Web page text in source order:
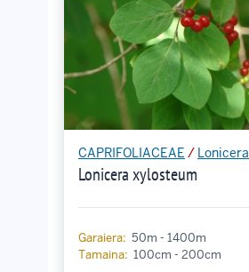
CAPRIFOLIACEAE / Lonicera
Lonicera xylosteum
Garaiera: 50m - 1400m
Tamaina: 100cm - 200cm